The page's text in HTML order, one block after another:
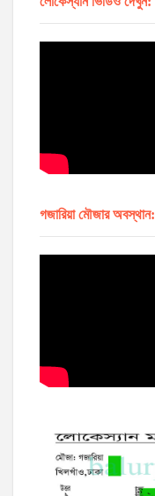
গজারিয়া মৌজার অবস্থান: